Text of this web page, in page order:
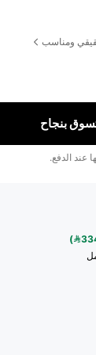
ومناسب
بنجاح
عند الدفع.